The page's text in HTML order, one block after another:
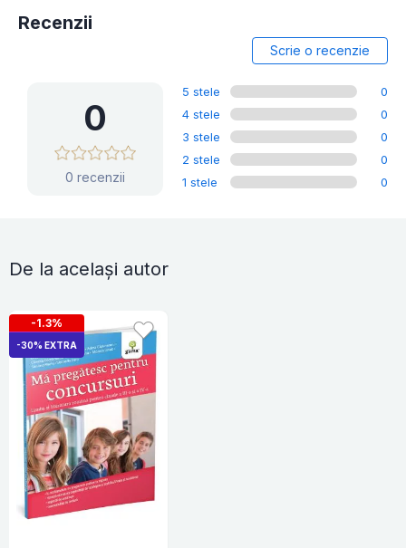
Recenzii
Scrie o recenzie
0
0 recenzii
5 stele
0
4 stele
0
3 stele
0
2 stele
0
1 stele
0
De la același autor
-1.3%
-30% EXTRA